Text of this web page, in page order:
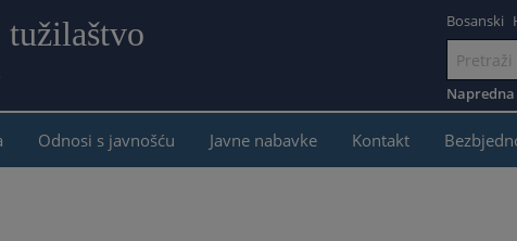
sadržaj
Bosanski
Odnosi s javnošću Javne nabavke Kontakt